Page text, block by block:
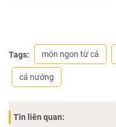
Tags: món ngon từ cá
cá nướng
Tin liên quan: